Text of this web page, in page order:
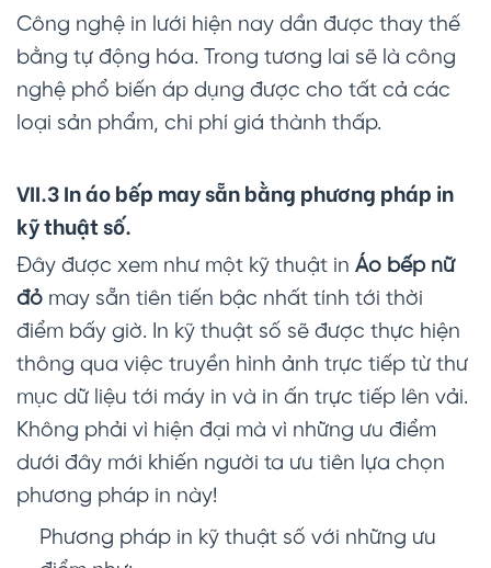
Công nghệ in lưới hiện nay dần được thay thế
bằng tự động hóa. Trong tương lai sẽ là công
nghệ phổ biến áp dụng được cho tất cả các
loại sản phẩm, chi phí giá thành thấp.
VII.3 In áo bếp may sẵn bằng phương pháp in
kỹ thuật số.
Đây được xem như một kỹ thuật in Áo bếp nữ
đỏ may sẵn tiên tiến bậc nhất tính tới thời
điểm bấy giờ. In kỹ thuật số sẽ được thực hiện
thông qua việc truyền hình ảnh trực tiếp từ thư
mục dữ liệu tới máy in và in ấn trực tiếp lên vải.
Không phải vì hiện đại mà vì những ưu điểm
dưới đây mới khiến người ta ưu tiên lựa chọn
phương pháp in này!
Phương pháp in kỹ thuật số với những ưu